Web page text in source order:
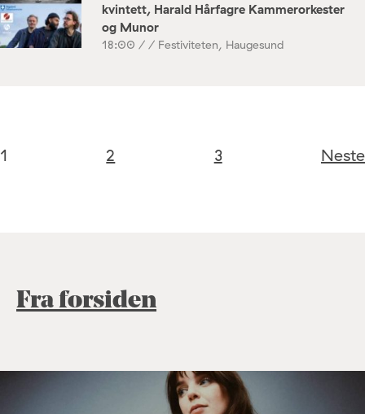
kvintett, Harald Hårfagre Kammerorkester
og Munor
18:00 / / Festiviteten, Haugesund
1 2 3 Neste
Fra forsiden